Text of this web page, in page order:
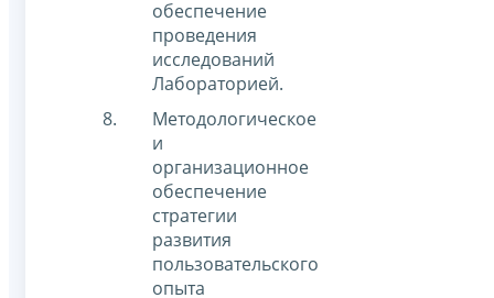
обеспечение
проведения
исследований
Лабораторией.
Методологическое
и
организационное
обеспечение
стратегии
развития
пользовательского
опыта